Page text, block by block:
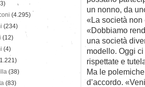
un nonno, da
«La società
«Dobbiamo
una società
modello. Oggi
rispettate e
Ma le
d’accordo.
(4.295)
(234)
(12)
(4)
(38)
(83)